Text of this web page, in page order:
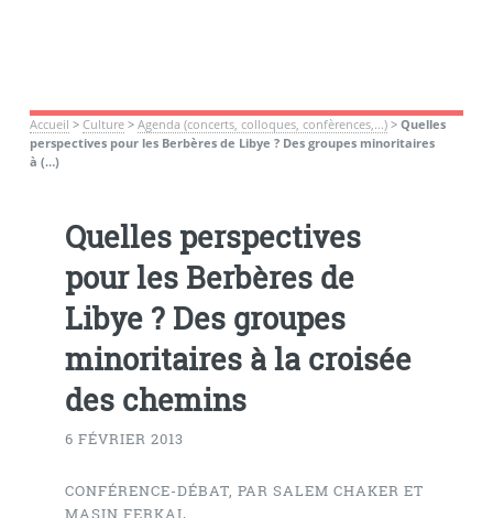
Accueil > Culture> Agenda (concerts, colloques, confèrences,...)> Quelles
perspectives pour les Berbères de Libye ? Des groupes minoritaires
à (…)
Quelles perspectives
pour les Berbères de
Libye ? Des groupes
minoritaires à la croisée
des chemins
6 FÉVRIER 2013
CONFÉRENCE-DÉBAT, PAR SALEM CHAKER ET
MASIN FERKAL